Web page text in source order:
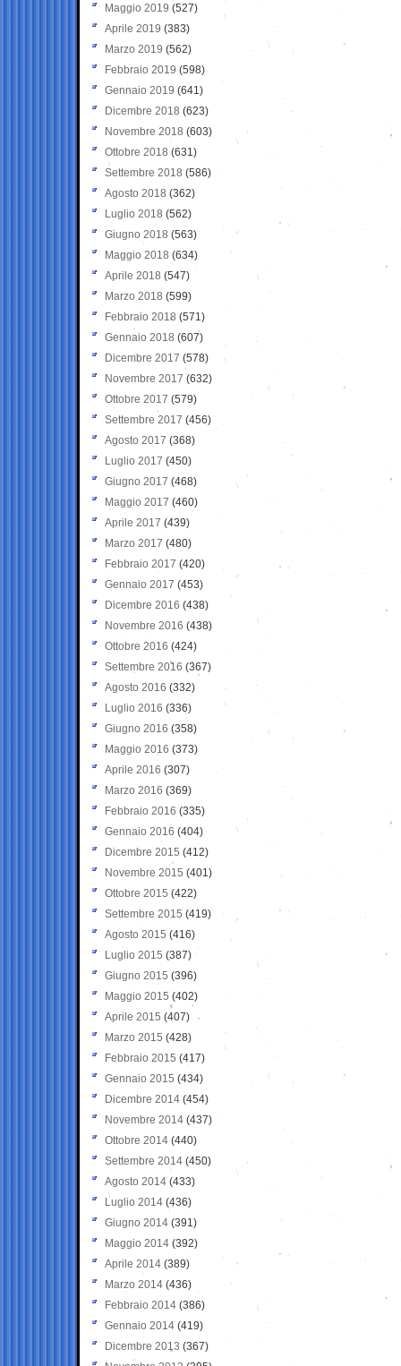
Maggio 2019 (527)
Aprile 2019 (383)
Marzo 2019 (562)
Febbraio 2019 (598)
Gennaio 2019 (641)
Dicembre 2018 (623)
Novembre 2018 (603)
Ottobre 2018 (631)
Settembre 2018 (586)
Agosto 2018 (362)
Luglio 2018 (562)
Giugno 2018 (563)
Maggio 2018 (634)
Aprile 2018 (547)
Marzo 2018 (599)
Febbraio 2018 (571)
Gennaio 2018 (607)
Dicembre 2017 (578)
Novembre 2017 (632)
Ottobre 2017 (579)
Settembre 2017 (456)
Agosto 2017 (368)
Luglio 2017 (450)
Giugno 2017 (468)
Maggio 2017 (460)
Aprile 2017 (439)
Marzo 2017 (480)
Febbraio 2017 (420)
Gennaio 2017 (453)
Dicembre 2016 (438)
Novembre 2016 (438)
Ottobre 2016 (424)
Settembre 2016 (367)
Agosto 2016 (332)
Luglio 2016 (336)
Giugno 2016 (358)
Maggio 2016 (373)
Aprile 2016 (307)
Marzo 2016 (369)
Febbraio 2016 (335)
Gennaio 2016 (404)
Dicembre 2015 (412)
Novembre 2015 (401)
Ottobre 2015 (422)
Settembre 2015 (419)
Agosto 2015 (416)
Luglio 2015 (387)
Giugno 2015 (396)
Maggio 2015 (402)
Aprile 2015 (407)
Marzo 2015 (428)
Febbraio 2015 (417)
Gennaio 2015 (434)
Dicembre 2014 (454)
Novembre 2014 (437)
Ottobre 2014 (440)
Settembre 2014 (450)
Agosto 2014 (433)
Luglio 2014 (436)
Giugno 2014 (391)
Maggio 2014 (392)
Aprile 2014 (389)
Marzo 2014 (436)
Febbraio 2014 (386)
Gennaio 2014 (419)
Dicembre 2013 (367)